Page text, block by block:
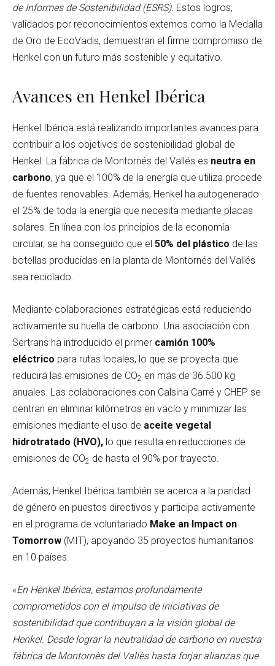
de Informes de Sostenibilidad (ESRS). Estos logros,
validados por reconocimientos externos como la Medalla
de Oro de EcoVadis, demuestran el firme compromiso de
Henkel con un futuro más sostenible y equitativo.
Avances en Henkel Ibérica
Henkel Ibérica está realizando importantes avances para
contribuir a los objetivos de sostenibilidad global de
Henkel. La fábrica de Montornés del Vallés es neutra en
carbono, ya que el 100% de la energía que utiliza procede
de fuentes renovables. Además, Henkel ha autogenerado
el 25% de toda la energía que necesita mediante placas
solares. En línea con los principios de la economía
circular, se ha conseguido que el 50% del plástico de las
botellas producidas en la planta de Montornés del Vallés
sea reciclado.
Mediante colaboraciones estratégicas está reduciendo
activamente su huella de carbono. Una asociación con
Sertrans ha introducido el primer camión 100%
eléctrico para rutas locales, lo que se proyecta que
reducirá las emisiones de CO2 en más de 36.500 kg
anuales. Las colaboraciones con Calsina Carré y CHEP se
centran en eliminar kilómetros en vacío y minimizar las
emisiones mediante el uso de aceite vegetal
hidrotratado (HVO), lo que resulta en reducciones de
emisiones de CO2 de hasta el 90% por trayecto.
Además, Henkel Ibérica también se acerca a la paridad
de género en puestos directivos y participa activamente
en el programa de voluntariado Make an Impact on
Tomorrow (MIT), apoyando 35 proyectos humanitarios
en 10 países.
«En Henkel Ibérica, estamos profundamente
comprometidos con el impulso de iniciativas de
sostenibilidad que contribuyan a la visión global de
Henkel. Desde lograr la neutralidad de carbono en nuestra
fábrica de Montornès del Vallès hasta forjar alianzas que